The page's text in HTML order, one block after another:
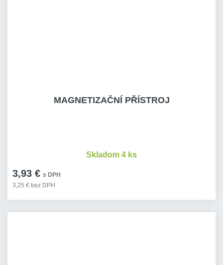
MAGNETIZAČNÍ PŘÍSTROJ
3,93 € s DPH
3,25 € bez DPH
Skladom 4 ks